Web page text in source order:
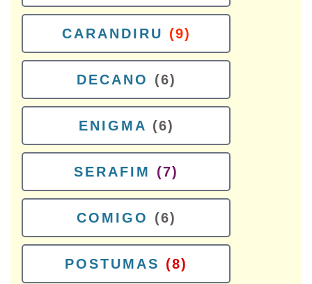
CARANDIRU (9)
DECANO (6)
ENIGMA (6)
SERAFIM (7)
COMIGO (6)
POSTUMAS (8)